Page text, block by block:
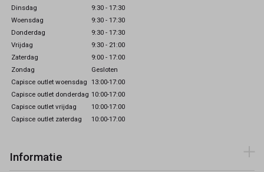
Dinsdag
9:30 - 17:30
Woensdag
9:30 - 17:30
Donderdag
9:30 - 17:30
Vrijdag
9:30 - 21:00
Zaterdag
9:00 - 17:00
Zondag
Gesloten
Capisce outlet woensdag 13:00-17:00
Capisce outlet donderdag 10:00-17:00
Capisce outlet vrijdag
10:00-17:00
Capisce outlet zaterdag
10:00-17:00
Informatie